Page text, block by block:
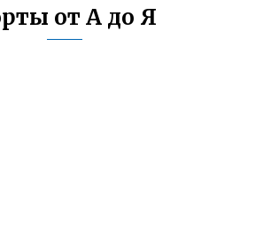
от А до Я